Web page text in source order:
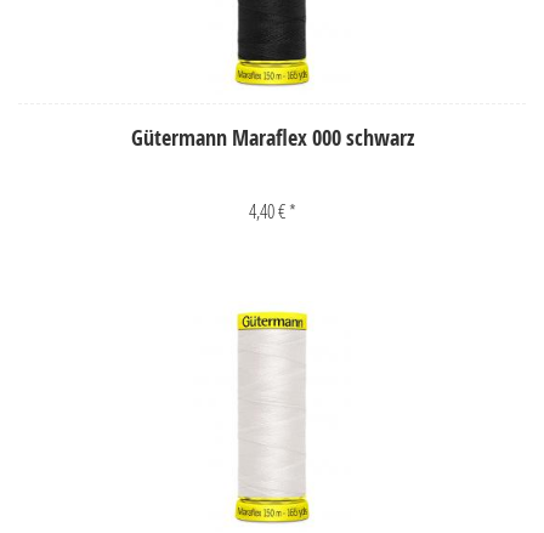
Gütermann Maraflex 000 schwarz
4,40 € *